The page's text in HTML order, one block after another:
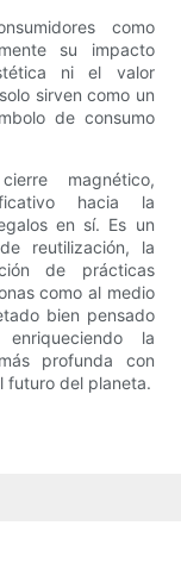
como
su impacto
ni el valor
sirven como un
de consumo
magnético,
hacia la
en sí. Es un
reutilización, la
de prácticas
como al medio
bien pensado
la
profunda con
futuro del planeta.